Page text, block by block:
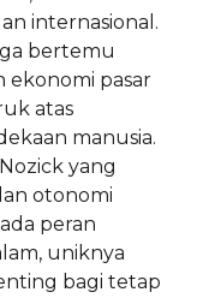
internasional.
bertemu
ekonomi pasar
atas
manusia.
yang
otonomi
peran
uniknya
bagi tetap